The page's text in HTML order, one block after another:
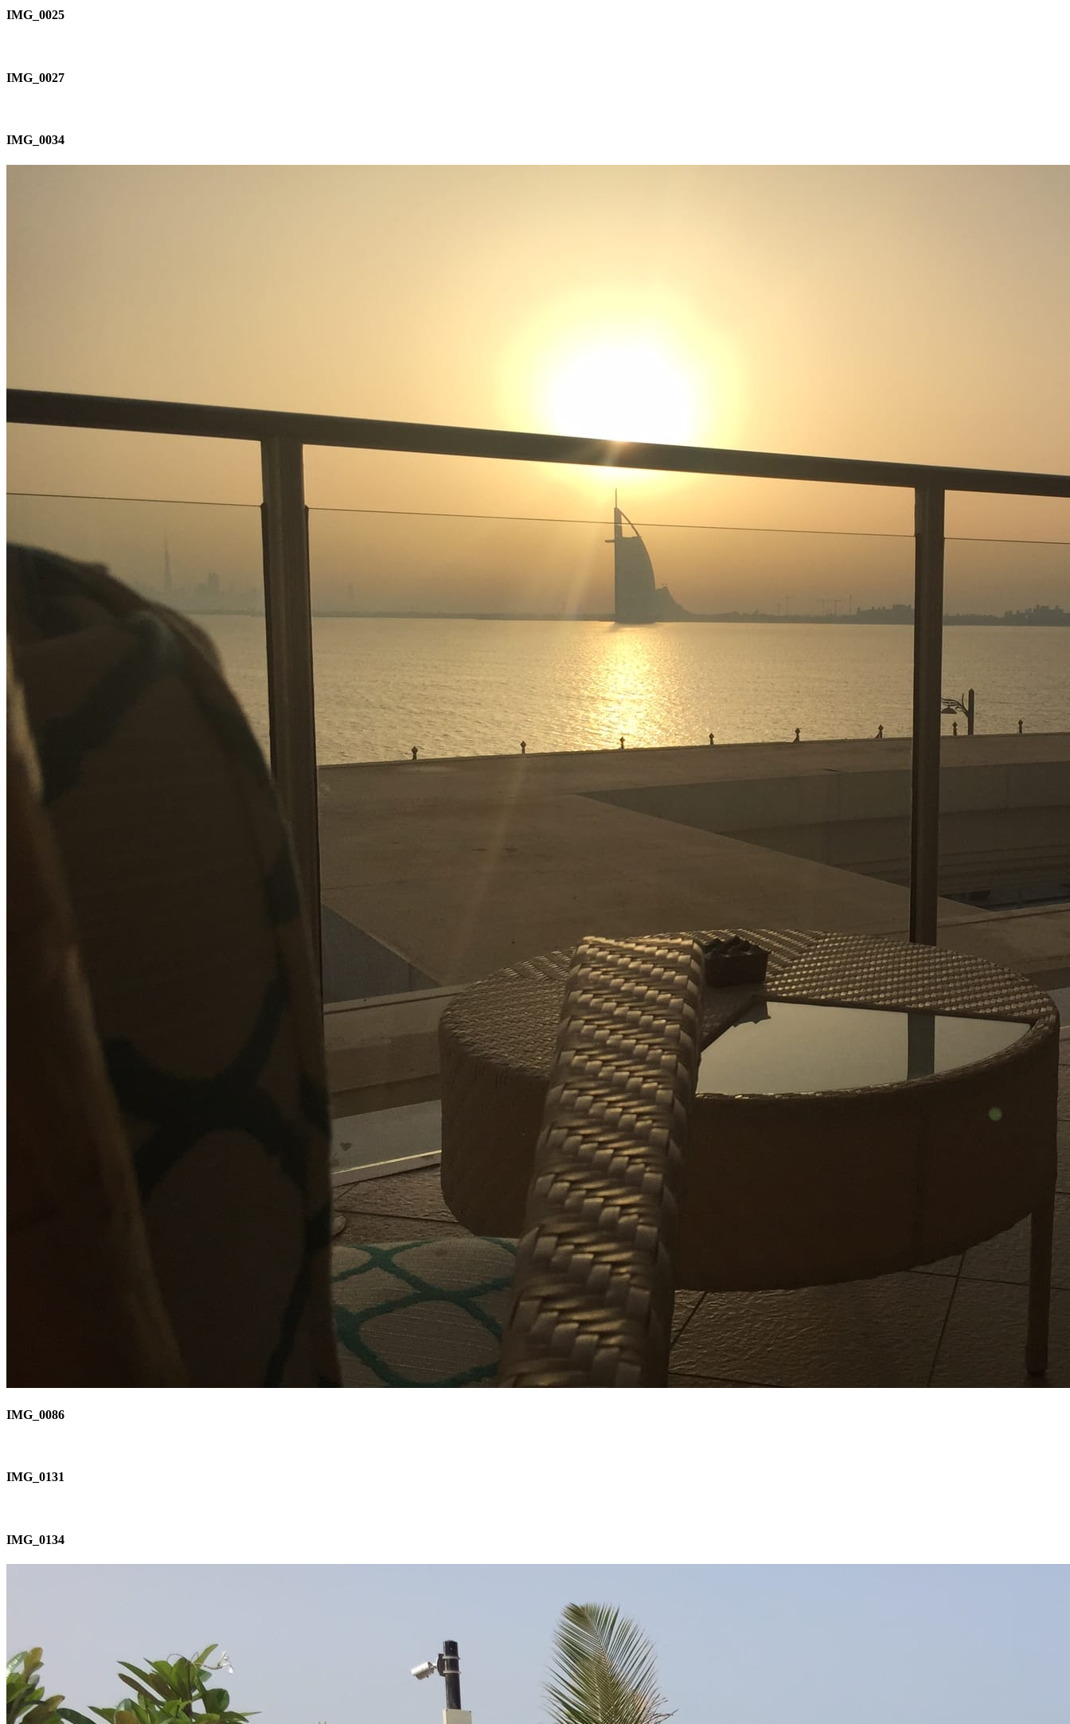
IMG_0025
IMG_0027
IMG_0034
IMG_0086
IMG_0131
IMG_0134